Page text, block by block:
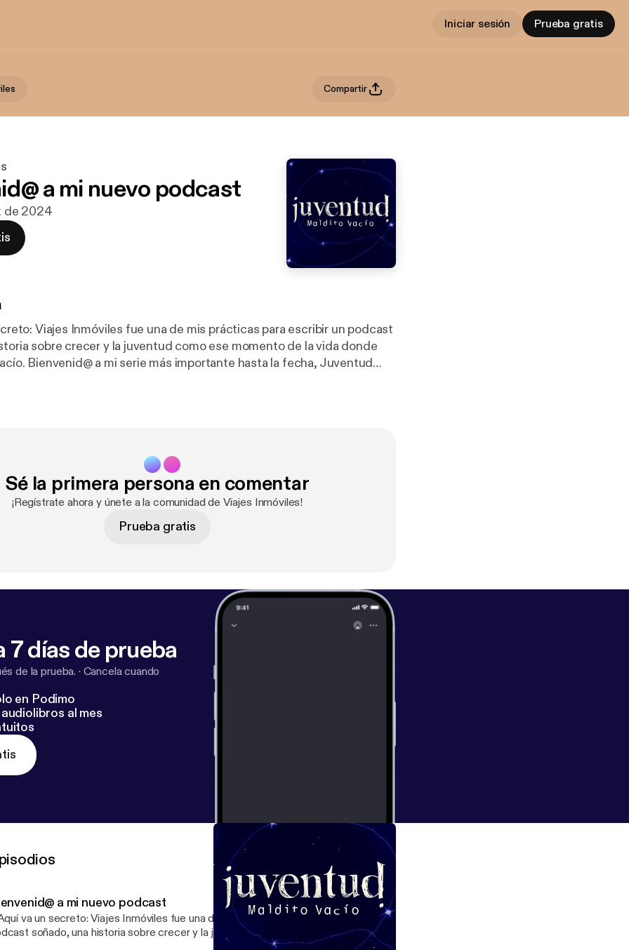
Iniciar sesión Prueba gratis
Compartir
a mi nuevo podcast
de 2024
Viajes Inmóviles fue una de mis prácticas para escribir un podcast
sobre crecer y la juventud como ese momento de la vida donde
Bienvenid@ a mi serie más importante hasta la fecha, Juventud
Sé la primera persona en comentar
¡Regístrate ahora y únete a la comunidad de Viajes Inmóviles!
Prueba gratis
7 días de prueba
de la prueba. · Cancela cuando
en Podimo
al mes
a mi nuevo podcast
va un secreto: Viajes Inmóviles fue una de mis prácticas para escribir un
soñado, una historia sobre crecer y la juventud como ese momento de la
donde atraviesas un vacío. Bienvenid@ a mi serie más importante hasta la fecha,